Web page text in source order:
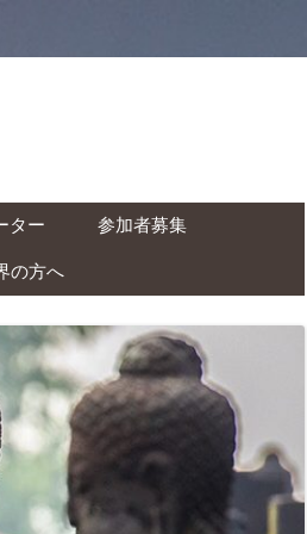
ター
ーター ( ドライバー付
チャーター ( ドライバ
ンタルバイク )
参加者募集
の方へ